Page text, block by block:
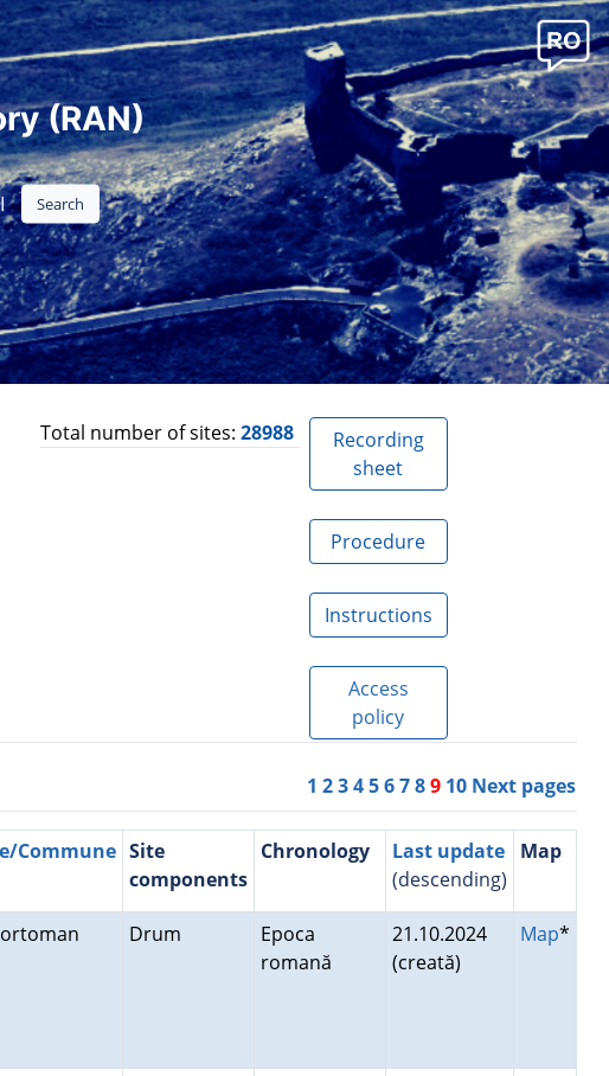
(RAN)
Total number of sites: 28988
Recording
sheet
Procedure
Instructions
Access
policy
1 23456789 10 Next pages
Commune Site
components
Chronology
Last update
(descending)
Map
Drum
Epoca
romană
21.10.2024
(creată)
Map*